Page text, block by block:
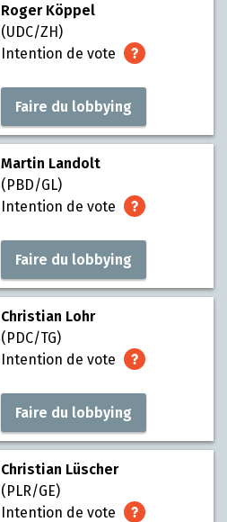
Roger Köppel
(UDC/ZH)
Intention de vote
Faire du lobbying
Martin Landolt
(PBD/GL)
Intention de vote
Faire du lobbying
Christian Lohr
(PDC/TG)
Intention de vote
Faire du lobbying
Christian Lüscher
(PLR/GE)
Intention de vote